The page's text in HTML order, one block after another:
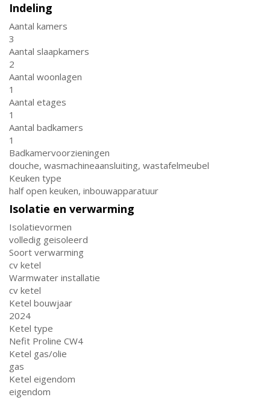
Indeling
Aantal kamers
3
Aantal slaapkamers
2
Aantal woonlagen
1
Aantal etages
1
Aantal badkamers
1
Badkamervoorzieningen
douche, wasmachineaansluiting, wastafelmeubel
Keuken type
half open keuken, inbouwapparatuur
Isolatie en verwarming
Isolatievormen
volledig geisoleerd
Soort verwarming
cv ketel
Warmwater installatie
cv ketel
Ketel bouwjaar
2024
Ketel type
Nefit Proline CW4
Ketel gas/olie
gas
Ketel eigendom
eigendom